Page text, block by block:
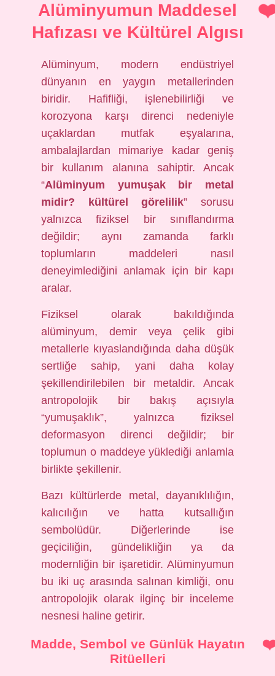
Alüminyumun Maddesel
Hafızası ve Kültürel Algısı
Alüminyum, modern endüstriyel
dünyanın en yaygın metallerinden
biridir. Hafifliği, işlenebilirliği ve
korozyona karşı direnci nedeniyle
uçaklardan mutfak eşyalarına,
ambalajlardan mimariye kadar geniş
bir kullanım alanına sahiptir. Ancak
“Alüminyum yumuşak bir metal
midir? kültürel görelilik” sorusu
yalnızca fiziksel bir sınıflandırma
değildir; aynı zamanda farklı
toplumların maddeleri nasıl
deneyimlediğini anlamak için bir kapı
aralar.
Fiziksel olarak bakıldığında
alüminyum, demir veya çelik gibi
metallerle kıyaslandığında daha düşük
sertliğe sahip, yani daha kolay
şekillendirilebilen bir metaldir. Ancak
antropolojik bir bakış açısıyla
“yumuşaklık”, yalnızca fiziksel
deformasyon direnci değildir; bir
toplumun o maddeye yüklediği anlamla
birlikte şekillenir.
Bazı kültürlerde metal, dayanıklılığın,
kalıcılığın ve hatta kutsallığın
sembolüdür. Diğerlerinde ise
geçiciliğin, gündelikliğin ya da
modernliğin bir işaretidir. Alüminyumun
bu iki uç arasında salınan kimliği, onu
antropolojik olarak ilginç bir inceleme
nesnesi haline getirir.
Madde, Sembol ve Günlük Hayatın
Ritüelleri